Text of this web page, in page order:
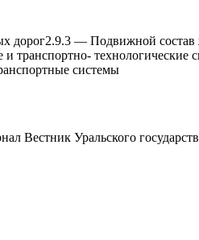
дорог2.9.3 — Подвижной состав
транспортно- теxнологические
системы
Вестник Уральского